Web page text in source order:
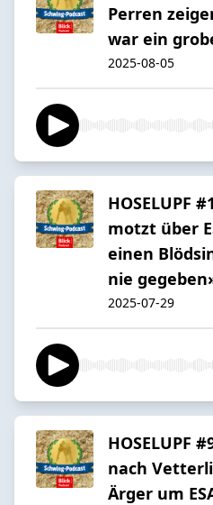
Perren
war ein
2025-08-05
HOSELUPF
motzt über
einen
nie
2025-07-29
HOSELUPF
nach
Ärger um